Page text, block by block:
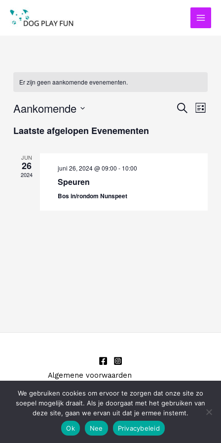
naar
Er zijn geen aankomende evenementen.
Zoeken
ZOEKEN
LIJST
Aankomende
een
Laatste afgelopen Evenementen
JUN
26
2024
juni 26, 2024 @ 09:00 - 10:00
Speuren
Bos in/rondom Nunspeet
Algemene voorwaarden
© 2024 DOG PLAY FUN
We gebruiken cookies om ervoor te zorgen dat onze site zo
soepel mogelijk draait. Als je doorgaat met het gebruiken van
deze site, gaan we ervan uit dat je ermee instemt.
Ok
Nee Privacybeleid